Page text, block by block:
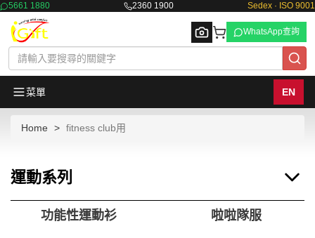
5661 1880 2360 1900 Sedex · ISO 9001
WhatsApp查詢
菜單 EN
Home fitness club用
運動系列
功能性運動衫 啦啦隊服